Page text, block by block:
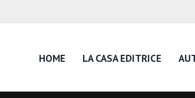
HOME LA CASA EDITRICE